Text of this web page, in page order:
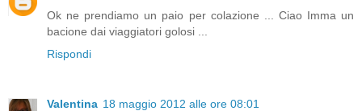
Ok ne prendiamo un paio per colazione ... Ciao Imma un
bacione dai viaggiatori golosi ...
Rispondi
Valentina 18 maggio 2012 alle ore 08:01